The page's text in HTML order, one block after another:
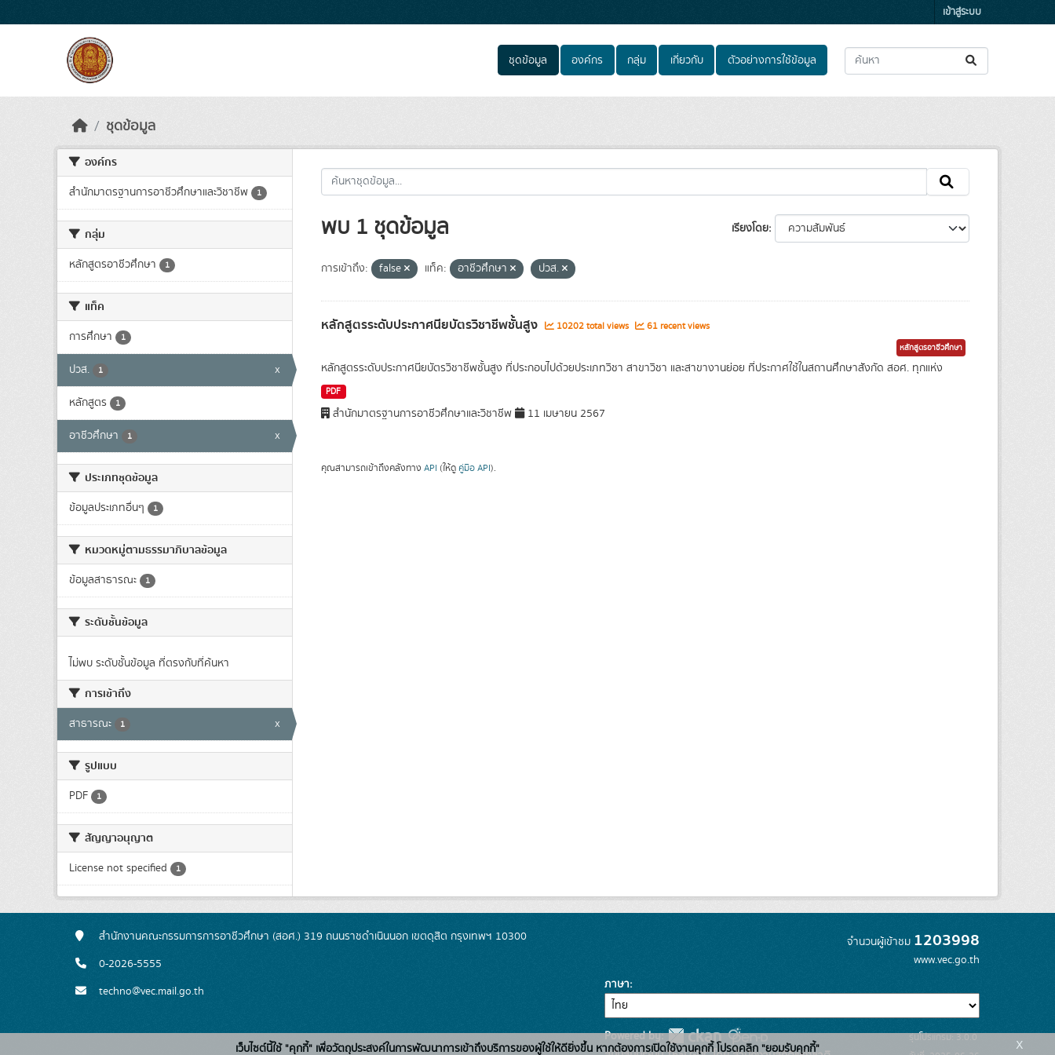
เข้าสู่ระบบ
ชุดข้อมูล องค์กร กลุ่ม เกี่ยวกับ ตัวอย่างการใช้ข้อมูล
ชุดข้อมูล
องค์กร
สำนักมาตรฐานการอาชีวศึกษาและวิชาชีพ 1
กลุ่ม
หลักสูตรอาชีวศึกษา 1
แท็ค
การศึกษา 1
ปวส. 1 x
หลักสูตร 1
อาชีวศึกษา 1 x
ประเภทชุดข้อมูล
ข้อมูลประเภทอื่นๆ 1
หมวดหมู่ตามธรรมาภิบาลข้อมูล
ข้อมูลสาธารณะ 1
ระดับชั้นข้อมูล
ไม่พบ ระดับชั้นข้อมูล ที่ตรงกับที่ค้นหา
การเข้าถึง
สาธารณะ 1 x
รูปแบบ
PDF 1
สัญญาอนุญาต
License not specified 1
เรียงโดย
พบ 1 ชุดข้อมูล
การเข้าถึง: false แท็ค: อาชีวศึกษา ปวส.
หลักสูตรระดับประกาศนียบัตรวิชาชีพชั้นสูง 10202 total views 61 recent views
หลักสูตรอาชีวศึกษา
หลักสูตรระดับประกาศนียบัตรวิชาชีพชั้นสูง ที่ประกอบไปด้วยประเภทวิชา สาขาวิชา และสาขางานย่อย ที่ประกาศใช้ในสถานศึกษาสังกัด สอศ. ทุกแห่ง
PDF
สำนักมาตรฐานการอาชีวศึกษาและวิชาชีพ 11 เมษายน 2567
คุณสามารถเข้าถึงคลังทาง API (ให้ดู คู่มือ API).
สำนักงานคณะกรรมการการอาชีวศึกษา (สอศ.) 319 ถนนราชดำเนินนอก เขตดุสิต กรุงเทพฯ 10300
0-2026-5555
techno@vec.mail.go.th
จำนวนผู้เข้าชม 1203998
www.vec.go.th
ภาษา
Powered by:
รุ่นโปรแกรม: 3.0.0
เว็บไซต์นี้ใช้ "คุกกี้" เพื่อวัตถุประสงค์ในการพัฒนาการเข้าถึงบริการของผู้ใช้ให้ดียิ่งขึ้น หากต้องการเปิดใช้งานคุกกี้ โปรดคลิก "ยอมรับคุกกี้" x